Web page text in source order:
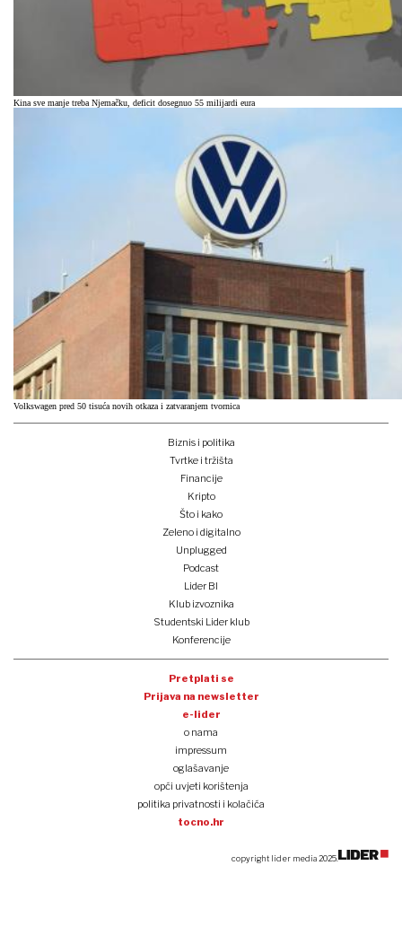
Kina sve manje treba Njemačku, deficit dosegnuo 55 milijardi eura
Volkswagen pred 50 tisuća novih otkaza i zatvaranjem tvornica
Biznis i politika
Tvrtke i tržišta
Financije
Kripto
Što i kako
Zeleno i digitalno
Unplugged
Podcast
Lider BI
Klub izvoznika
Studentski Lider klub
Konferencije
Pretplati se
Prijava na newsletter
e-lider
o nama
impressum
oglašavanje
opći uvjeti korištenja
politika privatnosti i kolačića
tocno.hr
copyright lider media 2025.